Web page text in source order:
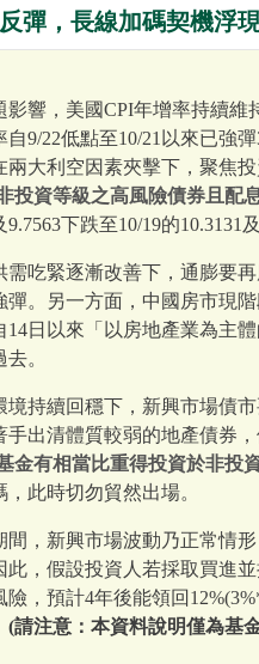
彈，長線加碼契機浮
響，美國CPI年增率持續
9/22低點至10/21以來已強
大利空因素夾擊下，聚焦投
投資等級之高風險債券且配
下跌至10/19的10.3131及
吃緊逐漸改善下，通膨要
。另一方面，中國房市現
日以來「以房地產業為主
。
境持續回穩下，新興市場債
出清體質較弱的地產債券
金有相當比重得投資於非投
此時切勿貿然出場。
，新興市場波動乃正常情
，假設投資人若採取買進
，預計4年後能領回
(請注意：本資料說明僅為基